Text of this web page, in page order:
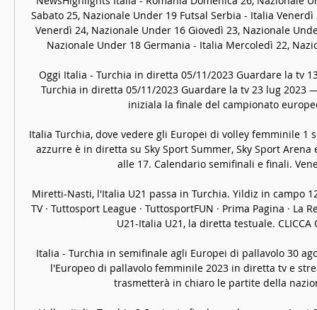
Sabato 25, Nazionale Under 19 Futsal Serbia - Italia
Venerdì 24, Nazionale Under 16 Giovedì 23, Nazionale
Nazionale Under 18 Germania - Italia Mercoledì 22,
Oggi Italia - Turchia in diretta 05/11/2023 Guardare la tv
Turchia in diretta 05/11/2023 Guardare la tv 23 lug 2023
iniziala la finale del campionato
Italia Turchia, dove vedere gli Europei di volley femminile 1
azzurre è in diretta su Sky Sport Summer, Sky Sport
alle 17. Calendario semifinali e finali.
Miretti-Nasti, l'Italia U21 passa in Turchia. Yildiz in campo
TV · Tuttosport League · TuttosportFUN · Prima Pagina · La
U21-Italia U21, la diretta testuale. CLICCA
Italia - Turchia in semifinale agli Europei di pallavolo 30
l'Europeo di pallavolo femminile 2023 in diretta tv e
trasmetterà in chiaro le partite della